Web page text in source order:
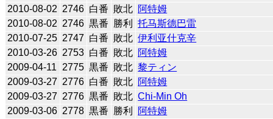
2010-08-02 2746 白番 敗北 阿特姆
2010-08-02 2746 黒番 勝利
托马斯德巴雷
2010-07-25 2747 白番 敗北 伊利亚什克辛
2010-03-26 2753 白番 敗北 阿特姆
2009-04-11
2775 黒番 敗北 黎ティン
2009-03-27 2776 白番 敗北 阿特姆
2009-03-27 2776 黒番 敗北 Chi-Min Oh
2009-03-06 2778 黒番 勝利
阿特姆